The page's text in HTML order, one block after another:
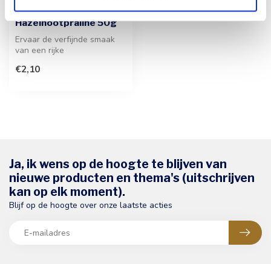
Reep Melk -
Hazelnootpraliné 50g
Ervaar de verfijnde smaak
van een rijke
door romige melk...
€2,10
Ja, ik wens op de hoogte te blijven van
nieuwe producten en thema's (uitschrijven
kan op elk moment).
Blijf op de hoogte over onze laatste acties